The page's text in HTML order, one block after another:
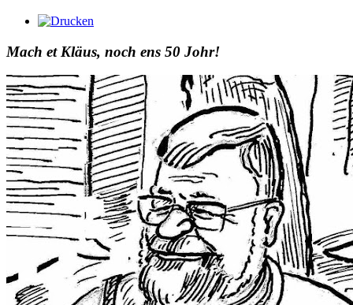
Mach et Kläus, noch ens 50 Johr!